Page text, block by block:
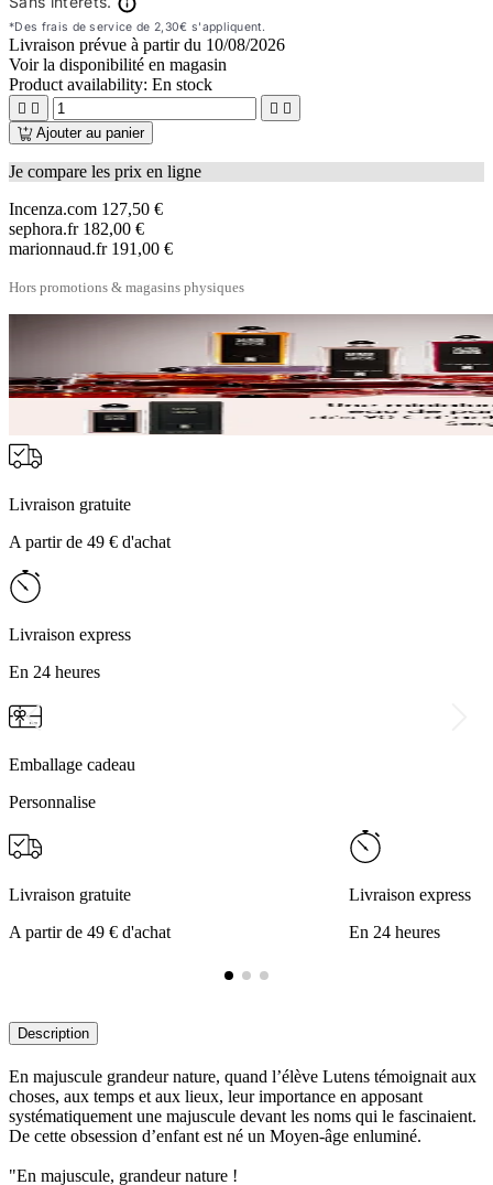
Livraison prévue à partir du 10/08/2026
Voir la disponibilité en magasin
Product availability: En stock
   
Ajouter au panier
Je compare les prix en ligne
Incenza.com 127,50 €
sephora.fr 182,00 €
marionnaud.fr 191,00 €
Hors promotions & magasins physiques
Livraison gratuite
A partir de 49 € d'achat
Livraison express
En 24 heures
Emballage cadeau
Personnalise
Livraison gratuite
A partir de 49 € d'achat
Livraison express
En 24 heures
Description
En majuscule grandeur nature, quand l’élève Lutens témoignait aux
choses, aux temps et aux lieux, leur importance en apposant
systématiquement une majuscule devant les noms qui le fascinaient.
De cette obsession d’enfant est né un Moyen-âge enluminé.
"En majuscule, grandeur nature !